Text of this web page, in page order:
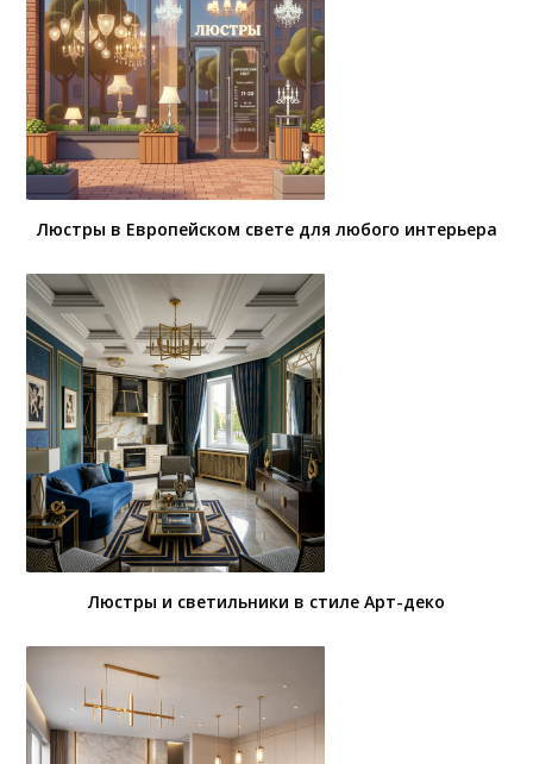
Люстры в Европейском свете для любого интерьера
Люстры и светильники в стиле Арт-деко